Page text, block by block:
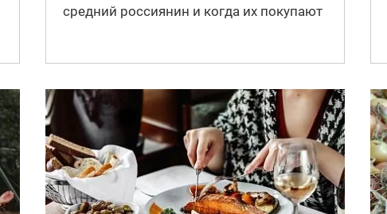
средний россиянин и когда их покупают